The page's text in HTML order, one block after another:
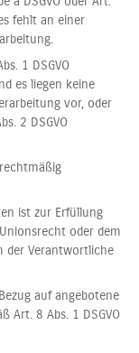
fehlt an einer
1 DSGVO
es liegen keine
vor, oder
2 DSGVO
ist zur Erfüllung
oder dem
der Verantwortliche
auf angebotene
Art. 8 Abs. 1 DSGVO